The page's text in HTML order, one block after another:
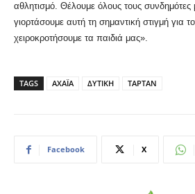
αθλητισμό. Θέλουμε όλους τους
γιορτάσουμε αυτή τη σημαντική στιγμή για
χειροκροτήσουμε τα παιδιά μας».
TAGS ΑΧΑΪΑ ΔΥΤΙΚΗ ΤΑΡΤΑΝ
Facebook X